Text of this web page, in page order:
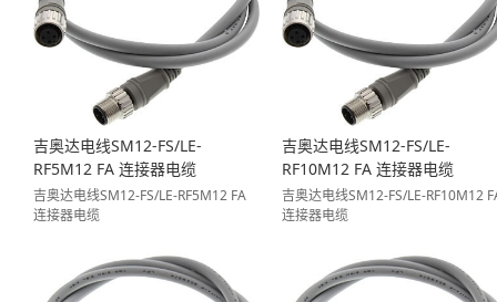
吉奥达电线SM12-FS/LE-
RF5M12 FA 连接器电缆
吉奥达电线SM12-FS/LE-RF5M12 FA
连接器电缆
吉奥达电线SM12-FS/LE-
RF10M12 FA 连接器电缆
吉奥达电线SM12-FS/LE-RF10M12
连接器电缆